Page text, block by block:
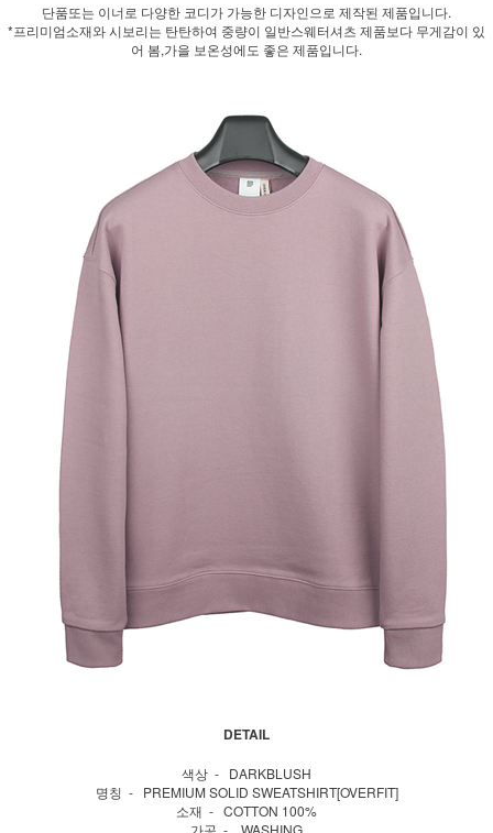
단품또는 이너로 다양한 코디가 가능한 디자인으로 제작된 제품입니다.
*프리미엄소재와 시보리는 탄탄하여 중량이 일반스웨터셔츠 제품보다 무게감이 있
어 봄,가을 보온성에도 좋은 제품입니다.
DETAIL
색상 - DARKBLUSH
명칭 - PREMIUM SOLID SWEATSHIRT[OVERFIT]
소재 - COTTON 100%
가공 - WASHING